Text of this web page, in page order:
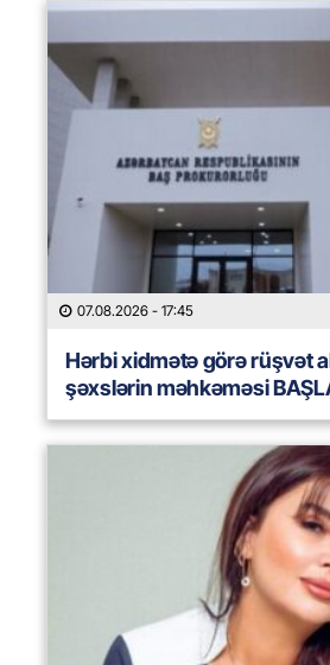
07.08.2026 - 17:45
Hərbi xidmətə görə rüşvət
şəxslərin məhkəməsi